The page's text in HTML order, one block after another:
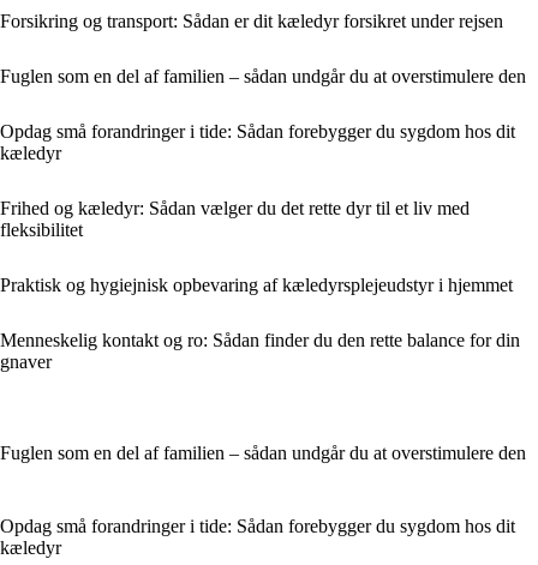
Forsikring og transport: Sådan er dit kæledyr forsikret under rejsen
Fuglen som en del af familien – sådan undgår du at overstimulere den
Opdag små forandringer i tide: Sådan forebygger du sygdom hos dit
kæledyr
Frihed og kæledyr: Sådan vælger du det rette dyr til et liv med
fleksibilitet
Praktisk og hygiejnisk opbevaring af kæledyrsplejeudstyr i hjemmet
Menneskelig kontakt og ro: Sådan finder du den rette balance for din
gnaver
Fuglen som en del af familien – sådan undgår du at overstimulere den
Opdag små forandringer i tide: Sådan forebygger du sygdom hos dit
kæledyr